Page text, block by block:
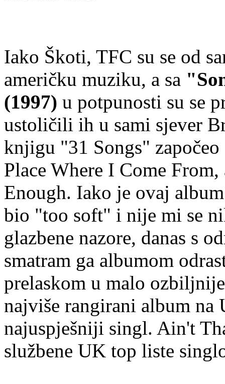
Iako Škoti, TFC su se od
američku muziku, a sa
(1997) u potpunosti su se
ustoličili ih u sami sjever
knjigu "31 Songs"
Place Where I Come
Enough. Iako je ovaj
bio "too soft" i nije mi se
glazbene nazore, danas s
smatram ga albumom
prelaskom u malo
najviše rangirani album na
najuspješniji singl. Ain't
službene UK top liste